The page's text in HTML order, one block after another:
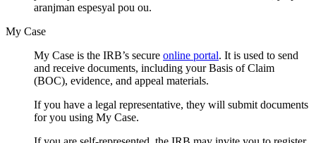
aranjman espesyal pou ou.
My Case
My Case is the IRB’s secure online portal. It is used to send
and receive documents, including your Basis of Claim
(BOC), evidence, and appeal materials.
If you have a legal representative, they will submit documents
for you using My Case.